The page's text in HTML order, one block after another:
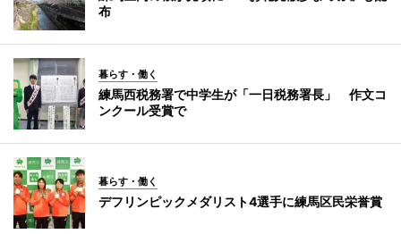
布
暮らす・働く
練馬西税務署で中学生が「一日税務署長」 作文コ
ンクール受賞で
暮らす・働く
デフリンピックメダリスト4選手に練馬区民栄誉賞